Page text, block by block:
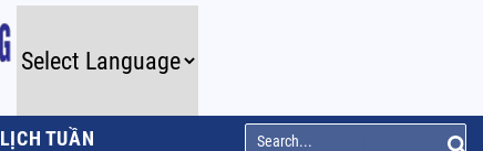
LỊCH TUẦN